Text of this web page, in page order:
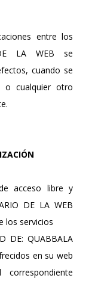
entre los
LA WEB se
cuando se
o cualquier otro
acceso libre y
DE LA WEB
los servicios
DE: QUABBALA
en su web